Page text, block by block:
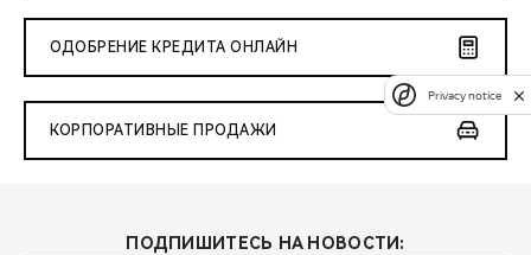
ОДОБРЕНИЕ КРЕДИТА ОНЛАЙН
КОРПОРАТИВНЫЕ ПРОДАЖИ
ПОДПИШИТЕСЬ НА НОВОСТИ:
Privacy notice